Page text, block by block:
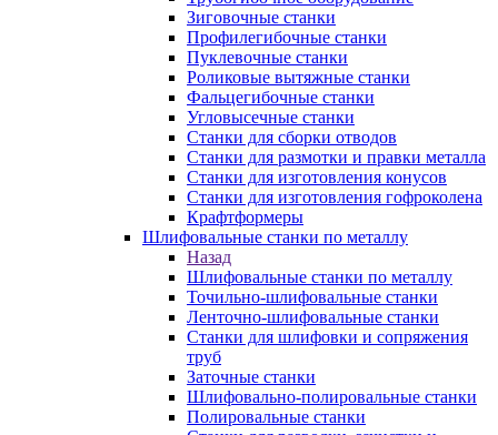
Зиговочные станки
Профилегибочные станки
Пуклевочные станки
Роликовые вытяжные станки
Фальцегибочные станки
Угловысечные станки
Станки для сборки отводов
Станки для размотки и правки металла
Станки для изготовления конусов
Станки для изготовления гофроколена
Крафтформеры
Шлифовальные станки по металлу
Назад
Шлифовальные станки по металлу
Точильно-шлифовальные станки
Ленточно-шлифовальные станки
Станки для шлифовки и сопряжения
труб
Заточные станки
Шлифовально-полировальные станки
Полировальные станки